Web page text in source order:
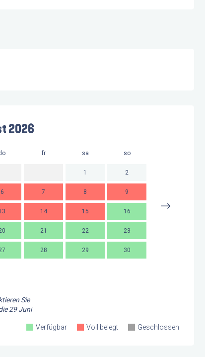
2026
fr sa so
1 2
6 7 8 9
14 15 16
21 22 23
28 29 30
14
Sie
29 Juni
Verfügbar
Voll belegt Geschlossen